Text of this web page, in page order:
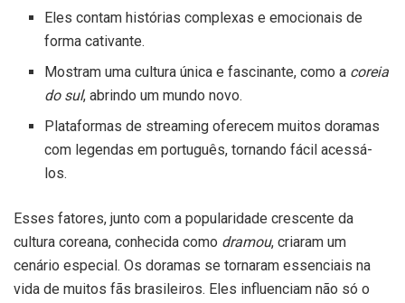
Eles contam histórias complexas e emocionais de
forma cativante.
Mostram uma cultura única e fascinante, como a coreia
do sul, abrindo um mundo novo.
Plataformas de streaming oferecem muitos doramas
com legendas em português, tornando fácil acessá-
los.
Esses fatores, junto com a popularidade crescente da
cultura coreana, conhecida como dramou, criaram um
cenário especial. Os doramas se tornaram essenciais na
vida de muitos fãs brasileiros. Eles influenciam não só o